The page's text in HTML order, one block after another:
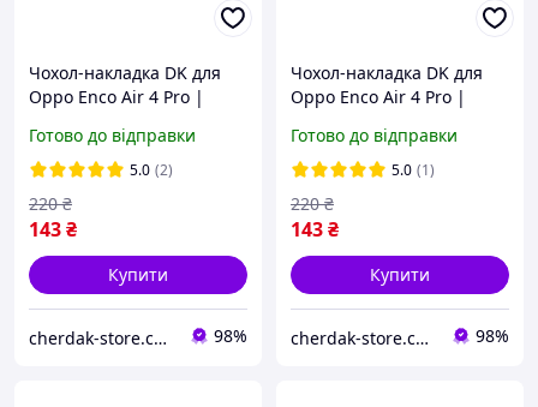
Чохол-накладка DK для
Oppo Enco Air 4 Pro |
карабином (017987) (pink)
Готово до відправки
5.0 (2)
143₴
220 ₴
Купити
cherdak-store.com.ua 98%
Чохол-накладка DK для
Oppo Enco Air 4 Pro |
карабином (017987) (lilac)
Готово до відправки
5.0 (1)
143₴
220 ₴
Купити
cherdak-store.com.ua 98%